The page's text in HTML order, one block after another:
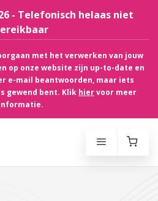
- Telefonisch helaas niet
met het verwerken van jouw
op onze website zijn up-to-date en
e-mail beantwoorden, maar iets
gewend bent. Klik hiervoor meer